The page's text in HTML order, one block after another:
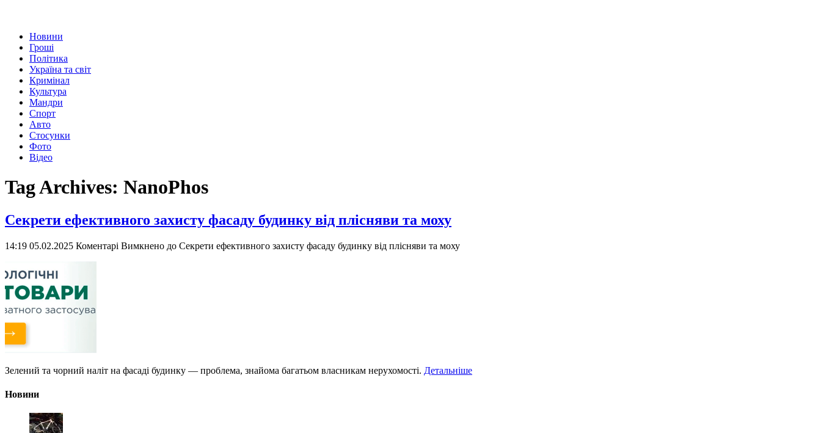
Новини
Гроші
Політика
Україна та світ
Кримінал
Культура
Мандри
Спорт
Авто
Стосунки
Фото
Відео
Tag Archives: NanoPhos
Секрети ефективного захисту фасаду будинку від плісняви та моху
14:19 05.02.2025 Коментарі Вимкнено до Секрети ефективного захисту фасаду будинку від плісняви та моху
Зелений та чорний наліт на фасаді будинку — проблема, знайома багатьом власникам нерухомості. Детальніше
Новини